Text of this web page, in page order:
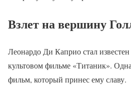
Взлет на вершину
Леонардо Ди Каприо стал
культовом фильме «Титаник».
фильм, который принес ему славу.